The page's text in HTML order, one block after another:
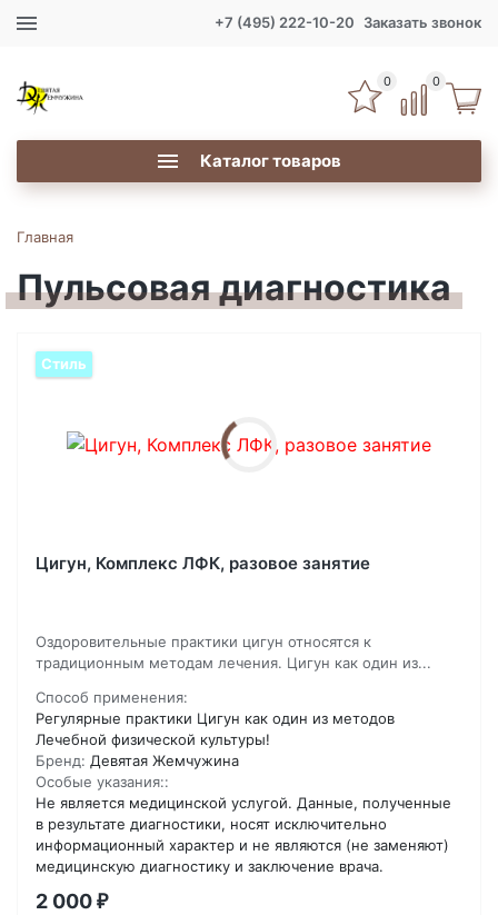
+7 (495) 222-10-20 Заказать звонок
Каталог товаров
0 0
Главная
Пульсовая диагностика
Цигун, Комплекс ЛФК, разовое занятие
​Оздоровительные практики цигун относятся к
традиционным методам лечения. Цигун как один из...
Способ применения:
Регулярные практики Цигун как один из методов
Лечебной физической культуры!
Бренд: Девятая Жемчужина
Особые указания::
Не является медицинской услугой. Данные, полученные
в результате диагностики, носят исключительно
информационный характер и не являются (не заменяют)
медицинскую диагностику и заключение врача.
2 000 ₽
Стиль